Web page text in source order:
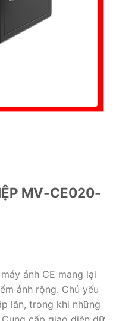
MV-CE020-
ảnh CE mang lại
ảnh rộng. Chủ yếu
lăn, trong khi những